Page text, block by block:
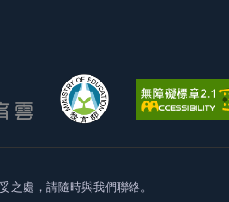
之處，請隨時與我們聯絡。